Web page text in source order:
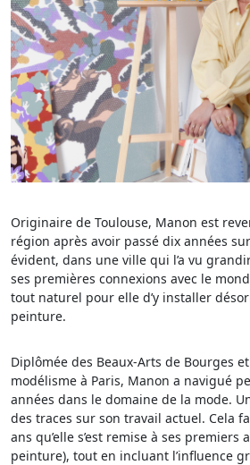
Originaire de Toulouse, Manon est
région après avoir passé dix années
évident, dans une ville qui l’a vu
ses premières connexions avec le
tout naturel pour elle d’y installer
peinture.
Diplômée des Beaux-Arts de Bourges
modélisme à Paris, Manon a navigué
années dans le domaine de la mode.
des traces sur son travail actuel. Cela
ans qu’elle s’est remise à ses premiers
peinture), tout en incluant l’influence